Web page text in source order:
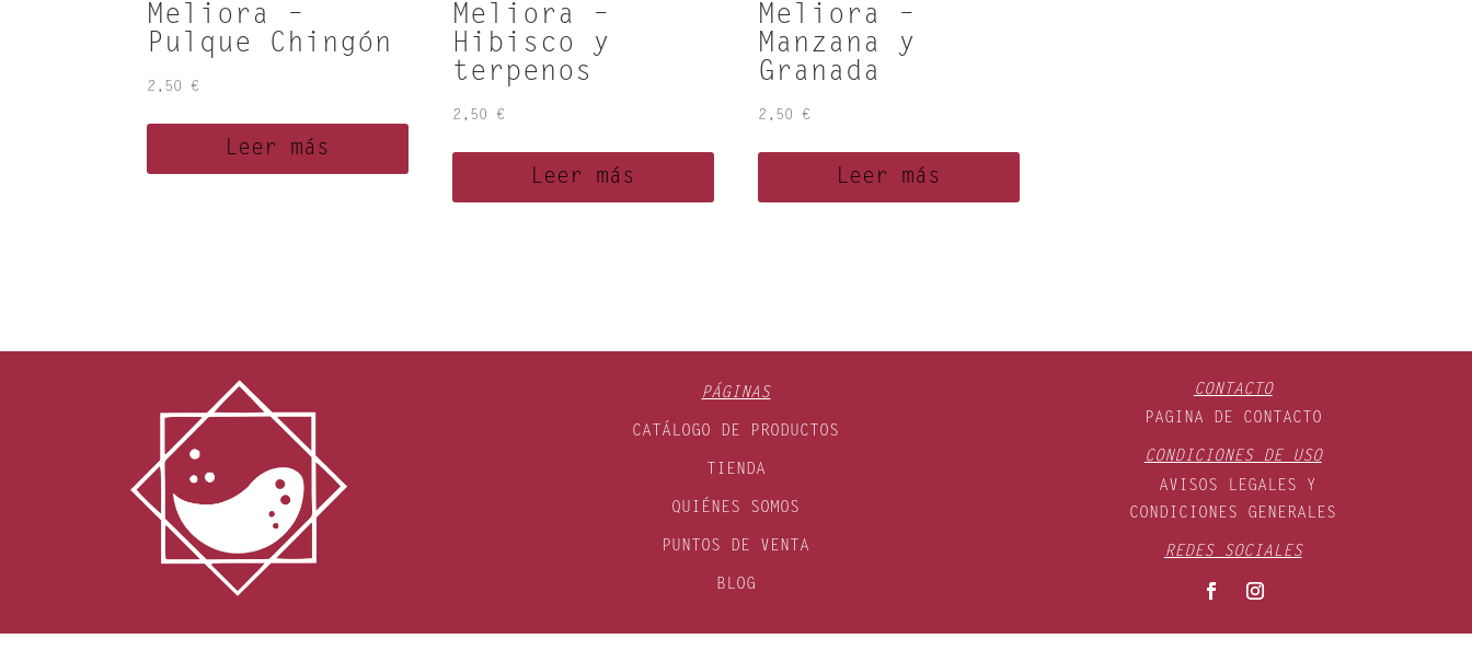
Meliora –
Pulque Chingón
2,50 €
Leer más
Meliora –
Hibisco y
terpenos
2,50 €
Leer más
Meliora –
Manzana y
Granada
2,50 €
Leer más
PÁGINAS
CATÁLOGO DE PRODUCTOS
TIENDA
QUIÉNES SOMOS
PUNTOS DE VENTA
BLOG
CONTACTO
PAGINA DE CONTACTO
CONDICIONES DE USO
AVISOS LEGALES Y
CONDICIONES GENERALES
REDES SOCIALES